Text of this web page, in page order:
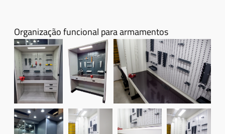
Organização funcional para armamentos